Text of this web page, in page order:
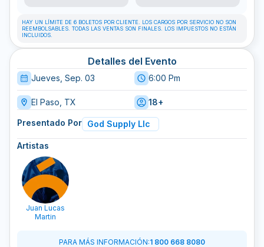
HAY UN LÍMITE DE 6 BOLETOS POR CLIENTE. LOS CARGOS POR SERVICIO NO SON
REEMBOLSABLES. TODAS LAS VENTAS SON FINALES. LOS IMPUESTOS NO ESTÁN
INCLUIDOS.
Detalles del Evento
Jueves, Sep. 03 6:00 Pm
El Paso, TX 18+
Presentado Por God Supply Llc
Artistas
Juan Lucas
Martin
PARA MÁS INFORMACIÓN:1 800 668 8080